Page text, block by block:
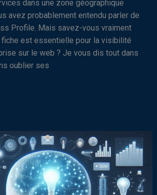
dans une zone géographique
avez probablement entendu parler de
Profile. Mais savez-vous vraiment
est essentielle pour la visibilité
sur le web ? Je vous dis tout dans
oublier ses